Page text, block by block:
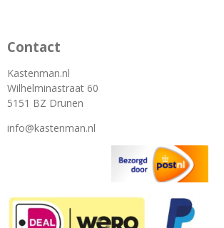
Contact
Kastenman.nl
Wilhelminastraat 60
5151 BZ Drunen
info@kastenman.nl